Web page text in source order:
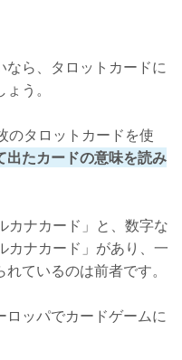
ォーチュン：ケン先生】
方
ら、タロットカードに
う。
のタロットカードを使
出たカードの意味を読み
カナカード」と、数字な
カナカード」があり、一
ているのは前者です。
ッパでカードゲームに